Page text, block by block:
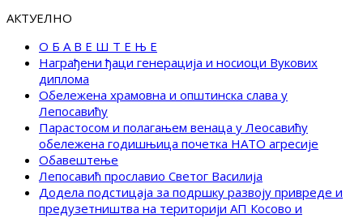
АКТУЕЛНО
О Б А В Е Ш Т Е Њ Е
Награђени ђаци генерација и носиоци Вукових
диплома
Обележена храмовна и општинска слава у
Лепосавићу
Парастосом и полагањем венаца у Леосавићу
обележена годишњица почетка НАТО агресије
Обавештење
Лепосавић прославио Светог Василија
Додела подстицаја за подршку развоју привреде и
предузетништва на територији АП Косово и